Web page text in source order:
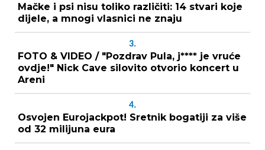
Mačke i psi nisu toliko različiti: 14 stvari koje
dijele, a mnogi vlasnici ne znaju
3.
FOTO & VIDEO / "Pozdrav Pula, j**** je vruće
ovdje!" Nick Cave silovito otvorio koncert u
Areni
4.
Osvojen Eurojackpot! Sretnik bogatiji za više
od 32 milijuna eura